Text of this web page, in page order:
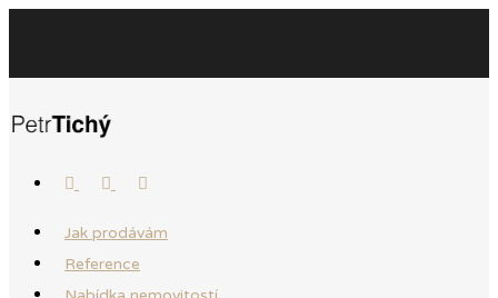
Jak prodávám
Reference